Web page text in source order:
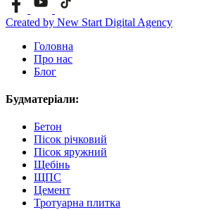
Created by New Start Digital Agency
Головна
Про нас
Блог
Будматеріали:
Бетон
Пісок річковий
Пісок яружний
Щебінь
ЩПС
Цемент
Тротуарна плитка